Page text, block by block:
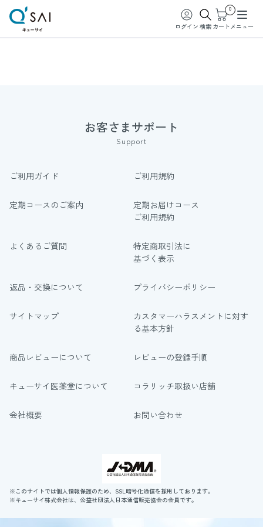
ログイン 検索
0
カート メニュー
お客さまサポート
Support
ご利用ガイド ご利用規約
定期コースのご案内
定期お届けコース
ご利用規約
よくあるご質問
特定商取引法に
基づく表示
返品・交換について プライバシーポリシー
サイトマップ
カスタマーハラスメントに対す
る基本方針
商品レビューについて レビューの登録手順
キューサイ医薬堂について コラリッチ取扱い店舗
会社概要 お問い合わせ
※このサイトでは個人情報保護のため、SSL暗号化通信を採用しております。
※キューサイ株式会社は、公益社団法人日本通信販売協会の会員です。